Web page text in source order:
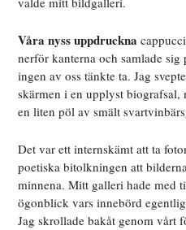
Våra nyss uppdruckna
nerför kanterna och samlade
ingen av oss tänkte ta. Jag
skärmen i en upplyst
en liten pöl av smält
Det var ett internskämt att ta
poetiska bitolkningen att
minnena. Mitt galleri hade med
ögonblick vars innebörd
Jag skrollade bakåt genom vårt